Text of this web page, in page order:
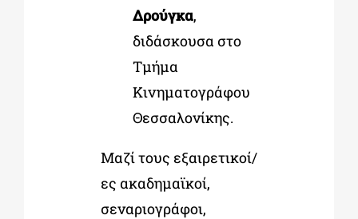
Δρούγκα,
διδάσκουσα στο
Τμήμα
Κινηματογράφου
Θεσσαλονίκης.
Μαζί τους εξαιρετικοί/
ες ακαδημαϊκοί,
σεναριογράφοι,